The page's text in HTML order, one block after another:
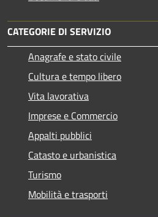
CATEGORIE DI SERVIZIO
Anagrafe e stato civile
Cultura e tempo libero
Vita lavorativa
Imprese e Commercio
Appalti pubblici
Catasto e urbanistica
Turismo
Mobilità e trasporti